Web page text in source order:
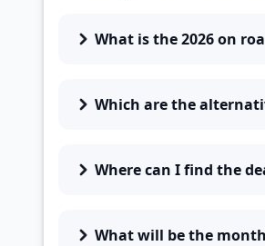
What is the 2026 on
Which are the
Where can I find the
What will be the